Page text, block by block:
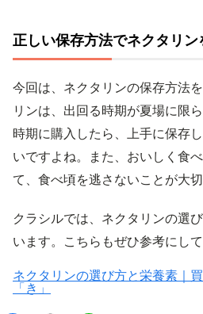
正しい保存方法でネクタリン
今回は、ネクタリンの保存方法
リンは、出回る時期が夏場に限
時期に購入したら、上手に保存
いですよね。また、おいしく食
て、食べ頃を逃さないことが大切
クラシルでは、ネクタリンの選
います。こちらもぜひ参考にして
ネクタリンの選び方と栄養素｜
「き」